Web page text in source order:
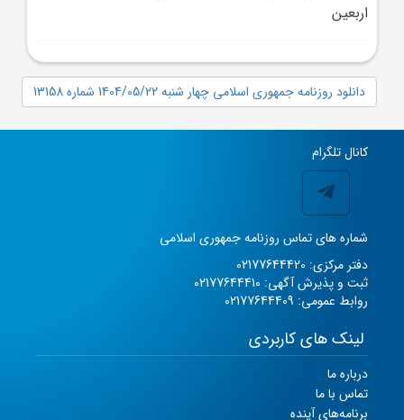
اربعين
دانلود روزنامه جمهوری اسلامی چهار شنبه 1404/05/22 شماره 13158
کانال تلگرام
شماره های تماس روزنامه جمهوری اسلامی
دفتر مرکزی: 02177644420
ثبت و پذیرش آگهی: 02177644410
روابط عمومی: 02177644409
لینک های کاربردی
درباره ما
تماس با ما
برنامه‌های آینده